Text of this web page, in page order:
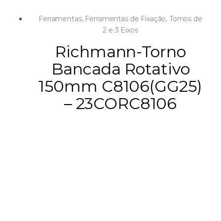
Ferramentas, Ferramentas de Fixação,Tornos de
2 e 3 Eixos
Richmann-Torno
Bancada Rotativo
150mm C8106(GG25)
– 23CORC8106